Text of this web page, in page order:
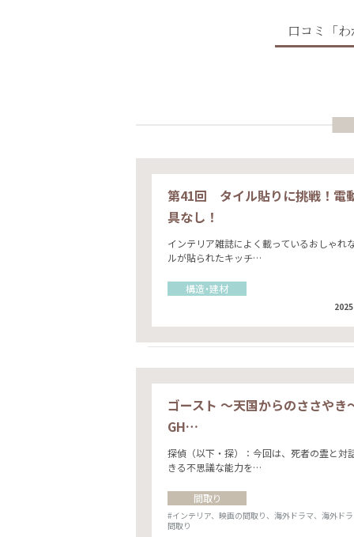
口コミ「
第41回 タイル貼りに挑戦！電
具なし！
インテリア雑誌によく載っているおしゃれ
ルが貼られたキッチ…
構造・建材
ゴースト 〜天国からのささやき
GH…
探偵（以下・探）：今回は、死者の霊と対
きる不思議な能力を…
間取り
#インテリア、映画の間取り、海外ドラマ、海外ド
間取り